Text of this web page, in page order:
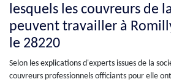
lesquels les couvreurs de
peuvent travailler à
le 28220
Selon les explications d'experts issues de la
couvreurs professionnels officiants pour elle